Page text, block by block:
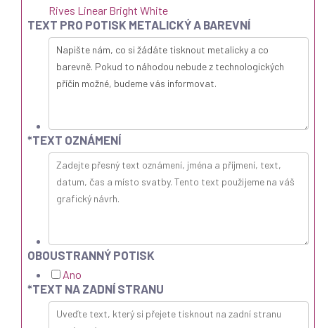
Rives Linear Bright White
TEXT PRO POTISK METALICKÝ A BAREVNÍ
*TEXT OZNÁMENÍ
OBOUSTRANNÝ POTISK
Ano
*TEXT NA ZADNÍ STRANU